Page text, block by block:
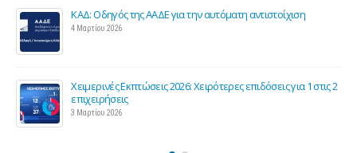
ΚΑΔ: Οδηγός της ΑΑΔΕ για την αυτόματη αντιστοίχιση
4 Μαρτίου 2026
Χειμερινές Εκπτώσεις 2026: Χειρότερες επιδόσεις για 1 στις 2
επιχειρήσεις
3 Μαρτίου 2026